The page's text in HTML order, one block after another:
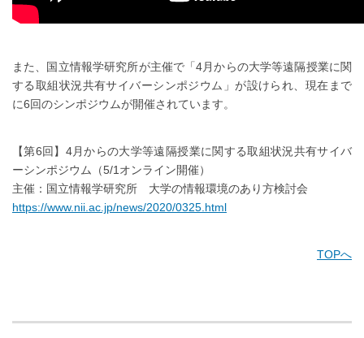
また、国立情報学研究所が主催で「4月からの大学等遠隔授業に関
する取組状況共有サイバーシンポジウム」が設けられ、現在まで
に6回のシンポジウムが開催されています。
【第6回】4月からの大学等遠隔授業に関する取組状況共有サイバ
ーシンポジウム（5/1オンライン開催）
主催：国立情報学研究所 大学の情報環境のあり方検討会
https://www.nii.ac.jp/news/2020/0325.html
TOPへ